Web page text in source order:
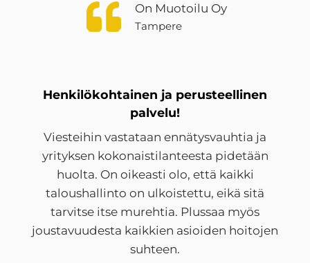
On Muotoilu Oy
Tampere
Henkilökohtainen ja perusteellinen
palvelu!
Viesteihin vastataan ennätysvauhtia ja
yrityksen kokonaistilanteesta pidetään
huolta. On oikeasti olo, että kaikki
taloushallinto on ulkoistettu, eikä sitä
tarvitse itse murehtia. Plussaa myös
joustavuudesta kaikkien asioiden hoitojen
suhteen.